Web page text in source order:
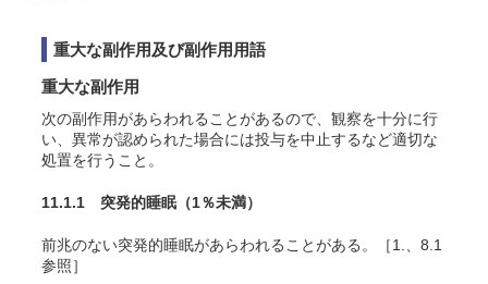
重大な副作用及び副作用用語
重大な副作用
次の副作用があらわれることがあるので、観察を十分に行
い、異常が認められた場合には投与を中止するなど適切な
処置を行うこと。
11.1.1 突発的睡眠 （1％未満）
前兆のない突発的睡眠があらわれることがある。［1.、8.1
参照］